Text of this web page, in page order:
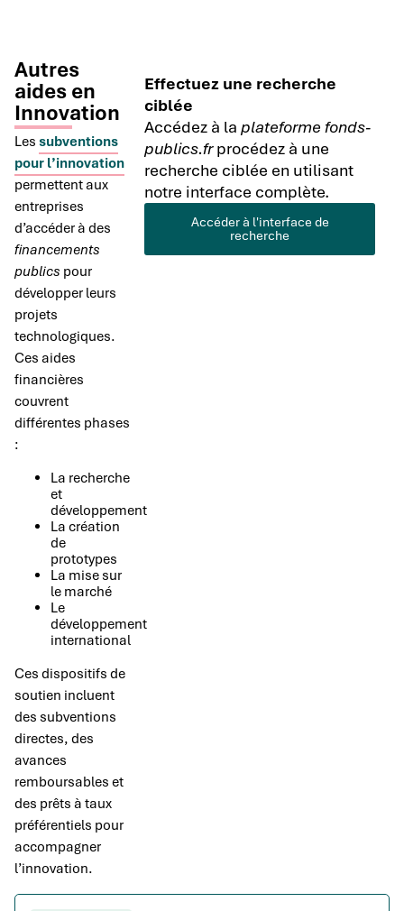
Autres
aides en
Innovation
Les subventions
pour l’innovation
permettent aux
entreprises
d’accéder à des
financements
publics pour
développer leurs
projets
technologiques.
Ces aides
financières
couvrent
différentes phases
:
La recherche
et
développement
La création
de
prototypes
La mise sur
le marché
Le
développement
international
Ces dispositifs de
soutien incluent
des subventions
directes, des
avances
remboursables et
des prêts à taux
préférentiels pour
accompagner
l’innovation.
Effectuez une recherche
ciblée
Accédez à laplateforme fonds-
publics.frprocédez à une
recherche ciblée en utilisant
notre interface complète.
Accéder à l'interface de
recherche